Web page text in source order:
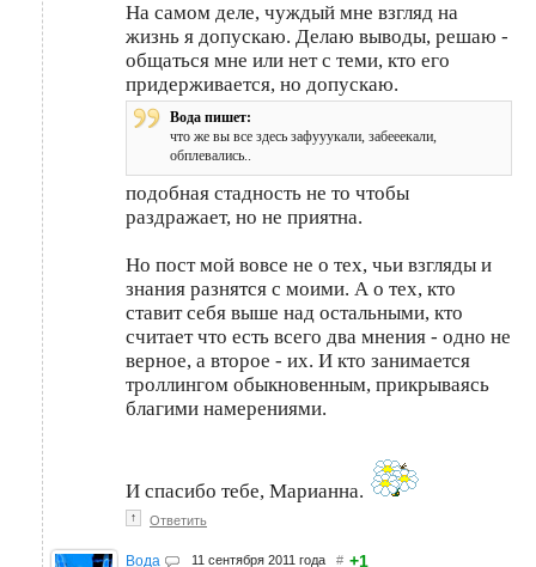
На самом деле, чуждый мне взгляд на
жизнь я допускаю. Делаю выводы, решаю -
общаться мне или нет с теми, кто его
придерживается, но допускаю.
Вода пишет:
что же вы все здесь зафууукали, забееекали,
обплевались..
подобная стадность не то чтобы
раздражает, но не приятна.
Но пост мой вовсе не о тех, чьи взгляды и
знания разнятся с моими. А о тех, кто
ставит себя выше над остальными, кто
считает что есть всего два мнения - одно не
верное, а второе - их. И кто занимается
троллингом обыкновенным, прикрываясь
благими намерениями.
И спасибо тебе, Марианна.
↑ Ответить
Вода 11 сентября 2011 года # +1